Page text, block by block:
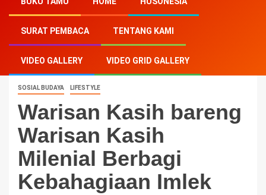
SURAT PEMBACA TENTANG KAMI
VIDEO GALLERY VIDEO GRID GALLERY
Home-Sosial Budaya-Warisan Kasih bareng Warisan
Kasih Milenial Berbagi Kebahagiaan Imlek
SOSIAL BUDAYA LIFESTYLE
Warisan Kasih bareng
Warisan Kasih
Milenial Berbagi
Kebahagiaan Imlek